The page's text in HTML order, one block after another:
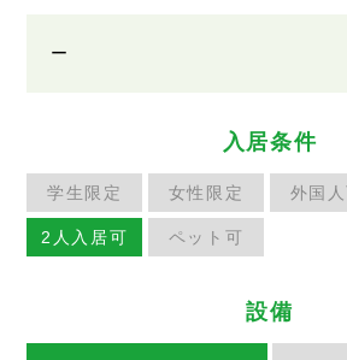
ー
入居条件
学生限定 女性限定 外国人
2人入居可 ペット可
設備